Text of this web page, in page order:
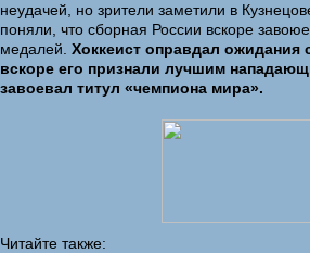
неудачей, но зрители заметили в
поняли, что сборная России вскоре
медалей. Хоккеист оправдал ожидания
вскоре его признали лучшим
завоевал титул «чемпиона мира».
Читайте также: